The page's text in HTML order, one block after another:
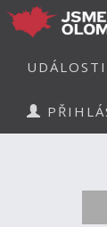
UDÁLOSTI